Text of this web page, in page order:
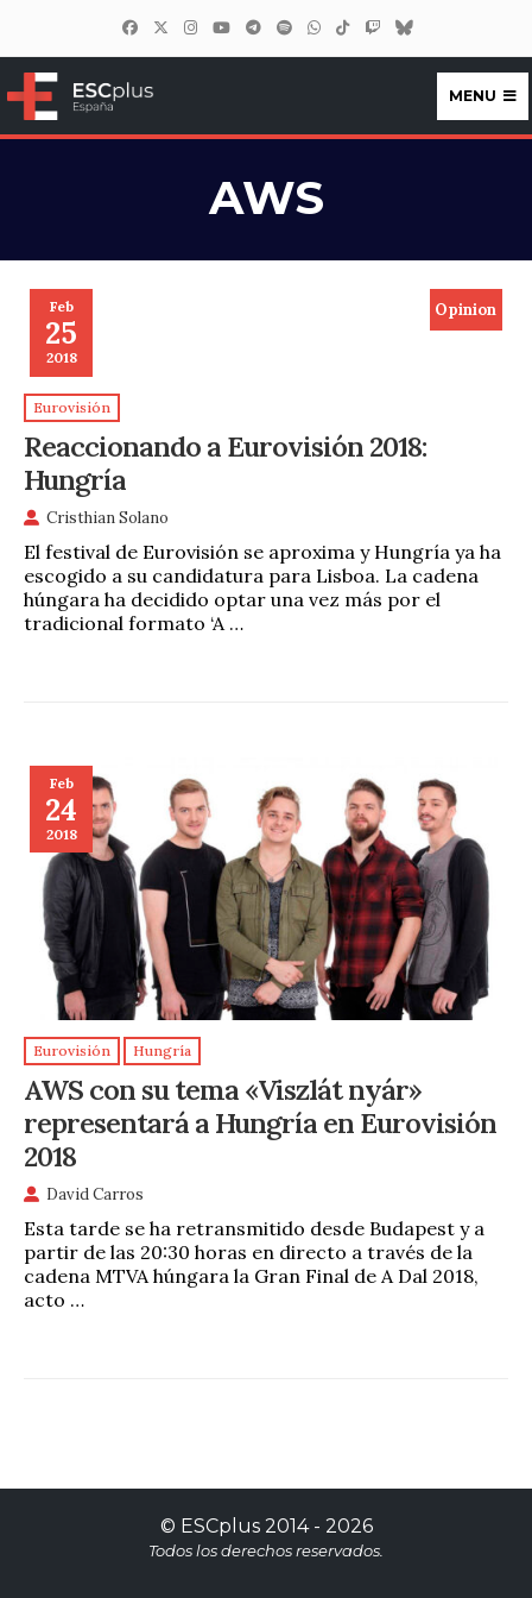
ESCplus España
MENU
AWS
Feb
25
2018
Opinion
Eurovisión
Reaccionando a Eurovisión 2018:
Hungría
Cristhian Solano
El festival de Eurovisión se aproxima y Hungría ya ha
escogido a su candidatura para Lisboa. La cadena
húngara ha decidido optar una vez más por el
tradicional formato ‘A …
Feb
24
2018
Eurovisión Hungría
AWS con su tema «Viszlát nyár»
representará a Hungría en Eurovisión
2018
David Carros
Esta tarde se ha retransmitido desde Budapest y a
partir de las 20:30 horas en directo a través de la
cadena MTVA húngara la Gran Final de A Dal 2018,
acto …
© ESCplus2014 - 2026
Todos los derechos reservados.